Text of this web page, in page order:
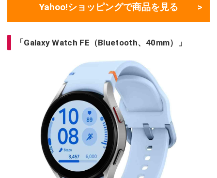
Yahoo!ショッピングで商品を見る
「Galaxy Watch FE（Bluetooth、40mm）」